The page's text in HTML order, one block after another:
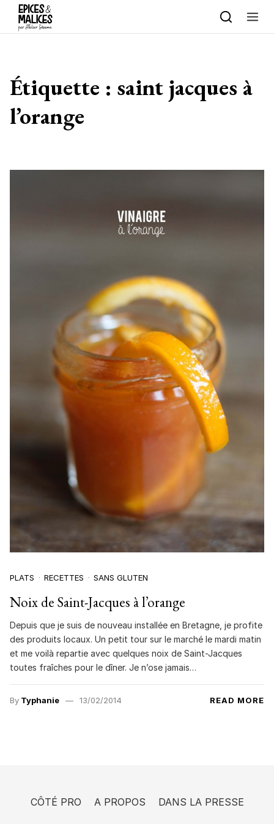
Skip to content
Étiquette : saint jacques à
l’orange
PLATS RECETTES SANS GLUTEN
Noix de Saint-Jacques à l’orange
Depuis que je suis de nouveau installée en Bretagne, je profite
des produits locaux. Un petit tour sur le marché le mardi matin
et me voilà repartie avec quelques noix de Saint-Jacques
toutes fraîches pour le dîner. Je n’ose jamais…
By Typhanie 13/02/2014 READ MORE
CÔTÉ PRO A PROPOS DANS LA PRESSE